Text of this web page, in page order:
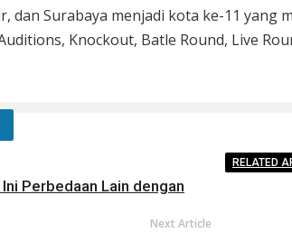
Surabaya menjadi kota ke-11 yang
Knockout, Batle Round, Live
Perbedaan Lain dengan
Next Article
RELATED